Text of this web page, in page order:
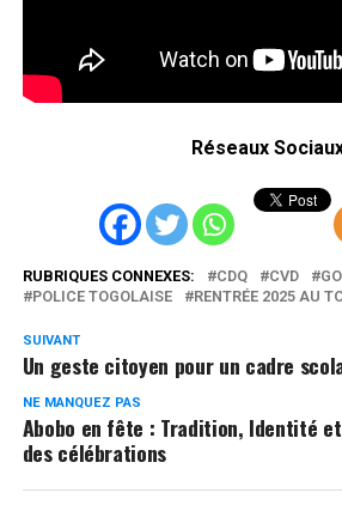
Réseaux
RUBRIQUES CONNEXES: CDQ CVD
POLICE TOGOLAISE
RENTRÉE 2025 AU
SUIVANT
Un geste citoyen pour un cadre
NE MANQUEZ PAS
Abobo en fête : Tradition, Identité
des célébrations